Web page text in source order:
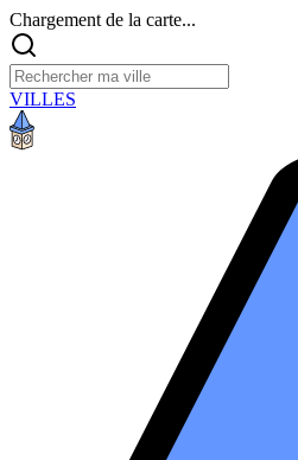
Chargement de la carte...
VILLES